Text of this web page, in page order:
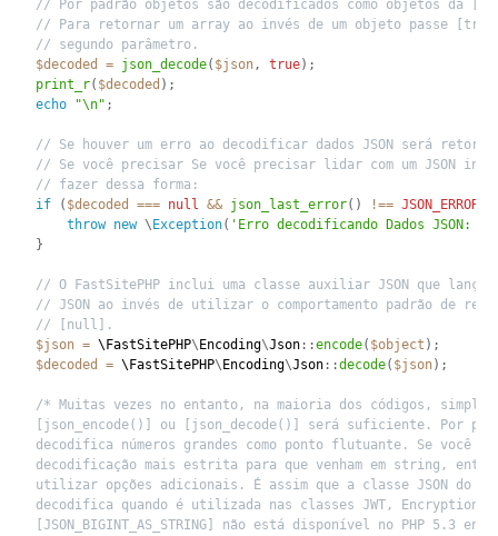
// Por padrão objetos são decodificados como objetos da
// Para retornar um array ao invés de um objeto passe
// segundo parâmetro.
$decoded
= json_decode( $json, true) ;
print_r( $decoded ) ;
echo
"\n" ;
// Se houver um erro ao decodificar dados JSON será
// Se você precisar Se você precisar lidar com um JSON
// fazer dessa forma:
if
( $decoded === null && json_last_error( ) !==
throw new \ Exception( 'Erro decodificando Dados JSON: '
}
// O FastSitePHP inclui uma classe auxiliar JSON que lança
// JSON ao invés de utilizar o comportamento padrão de
// [null].
$json = \ FastSitePHP\ Encoding\Json : :encode( $object ) ;
$decoded
= \ FastSitePHP\ Encoding\Json : :decode( $json) ;
/* Muitas vezes no entanto, na maioria dos códigos,
[json_encode()] ou [json_decode()] será suficiente. Por
decodifica números grandes como ponto flutuante. Se você
decodificação mais estrita para que venham em string, então
utilizar opções adicionais. É assim que a classe JSON do
decodifica quando é utilizada nas classes JWT, Encryptione
[JSON_BIGINT_AS_STRING] não está disponível no PHP 5.3